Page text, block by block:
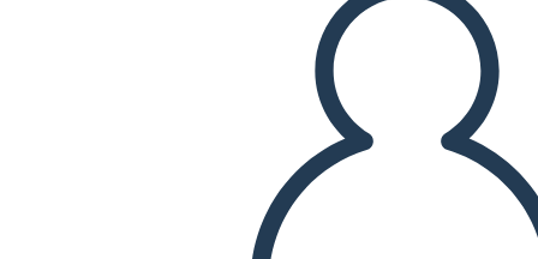
Kopier dette storyboardet
LAGE ET STORYBOARD
SPILLE AV LYSBILDEFREMVISNING
LES FOR MEG